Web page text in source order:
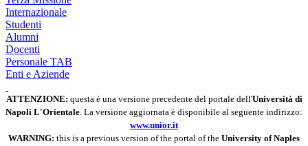
Internazionale
Studenti
Alumni
Docenti
Personale TAB
Enti e Aziende
ATTENZIONE: questa è una versione precedente del portale dell'Università di
Napoli L'Orientale. La versione aggiornata è disponibile al seguente indirizzo:
www.unior.it
WARNING: this is a previous version of the portal of the University of Naples